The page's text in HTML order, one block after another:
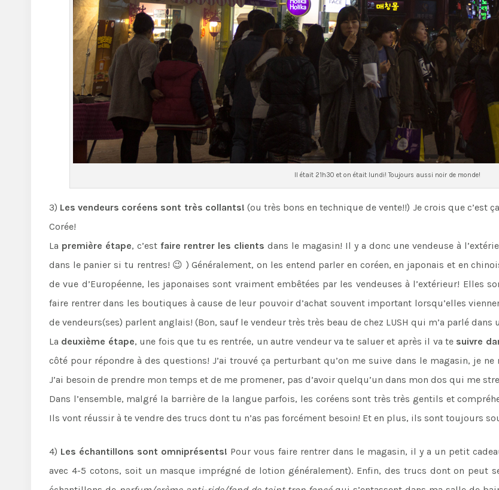
Il était 21h30 et on était lundi! Toujours aussi noir de monde!
3) Les vendeurs coréens sont très collants! (ou très bons en technique de vente!!) Je crois que c’est
Corée!
La première étape, c’est faire rentrer les clients dans le magasin! Il y a donc une vendeuse à
dans le panier si tu rentres! 😉 ) Généralement, on les entend parler en coréen, en japonais et en
de vue d’Européenne, les japonaises sont vraiment embêtées par les vendeuses à l’extérieur! Elles
faire rentrer dans les boutiques à cause de leur pouvoir d’achat souvent important lorsqu’elles
de vendeurs(ses) parlent anglais! (Bon, sauf le vendeur très très beau de chez LUSH qui m’a parlé
La deuxième étape, une fois que tu es rentrée, un autre vendeur va te saluer et après il va te suivre
côté pour répondre à des questions! J’ai trouvé ça perturbant qu’on me suive dans le magasin, je
J’ai besoin de prendre mon temps et de me promener, pas d’avoir quelqu’un dans mon dos qui me
Dans l’ensemble, malgré la barrière de la langue parfois, les coréens sont très très gentils et
Ils vont réussir à te vendre des trucs dont tu n’as pas forcément besoin! Et en plus, ils sont toujours
4) Les échantillons sont omniprésents! Pour vous faire rentrer dans le magasin, il y a un petit
avec 4-5 cotons, soit un masque imprégné de lotion généralement). Enfin, des trucs dont on peut